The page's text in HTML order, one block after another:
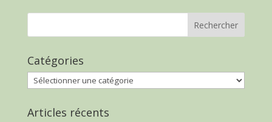
Catégories
Catégories
Articles récents